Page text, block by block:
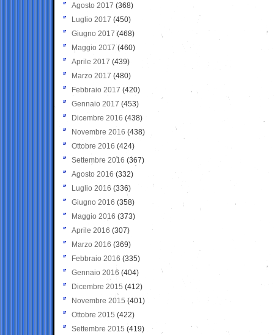
Agosto 2017 (368)
Luglio 2017 (450)
Giugno 2017 (468)
Maggio 2017 (460)
Aprile 2017 (439)
Marzo 2017 (480)
Febbraio 2017 (420)
Gennaio 2017 (453)
Dicembre 2016 (438)
Novembre 2016 (438)
Ottobre 2016 (424)
Settembre 2016 (367)
Agosto 2016 (332)
Luglio 2016 (336)
Giugno 2016 (358)
Maggio 2016 (373)
Aprile 2016 (307)
Marzo 2016 (369)
Febbraio 2016 (335)
Gennaio 2016 (404)
Dicembre 2015 (412)
Novembre 2015 (401)
Ottobre 2015 (422)
Settembre 2015 (419)